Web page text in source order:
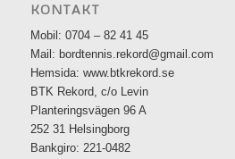
KONTAKT
Mobil: 0704 – 82 41 45
Mail: bordtennis.rekord@gmail.com
Hemsida: www.btkrekord.se
BTK Rekord, c/o Levin
Planteringsvägen 96 A
252 31 Helsingborg
Bankgiro: 221-0482